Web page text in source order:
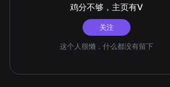
鸡分不够，主页有V
关注
这个人很懒，什么都没有留下